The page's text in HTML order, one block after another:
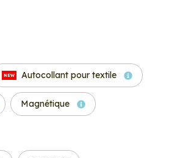
NEW Autocollant pour textile
Magnétique